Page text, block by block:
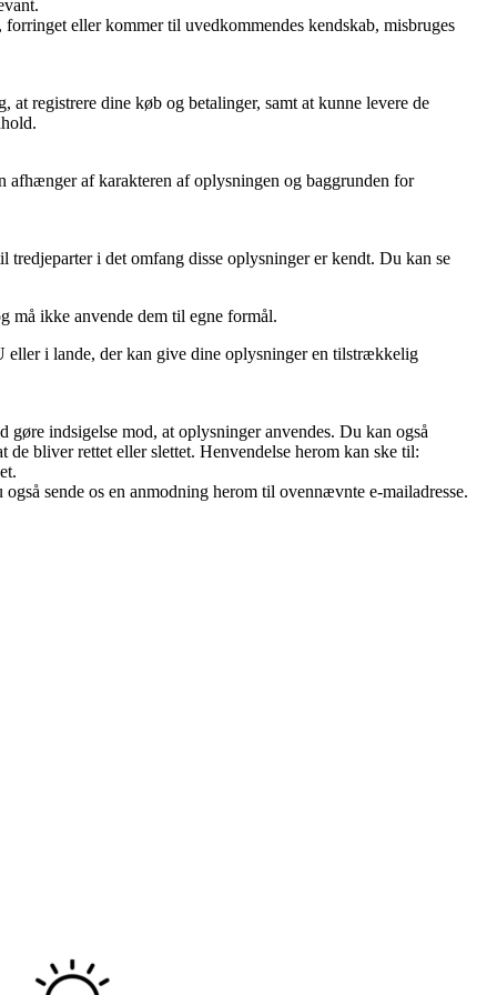
eller kommer til uvedkommendes kendskab, misbruges
registrere dine køb og betalinger, samt at kunne levere de
af karakteren af oplysningen og baggrunden for
i det omfang disse oplysninger er kendt. Du kan se
må ikke anvende dem til egne formål.
eller i lande, der kan give dine oplysninger en tilstrækkelig
indsigelse mod, at oplysninger anvendes. Du kan også
bliver rettet eller slettet. Henvendelse herom kan ske til:
sende os en anmodning herom til ovennævnte e-mailadresse.